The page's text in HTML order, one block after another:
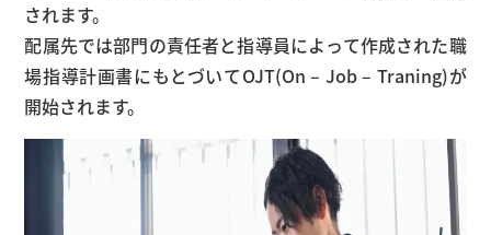
されます。
配属先では部門の責任者と指導員によって作成された職
場指導計画書にもとづいてOJT(On – Job – Traning)が
開始されます。